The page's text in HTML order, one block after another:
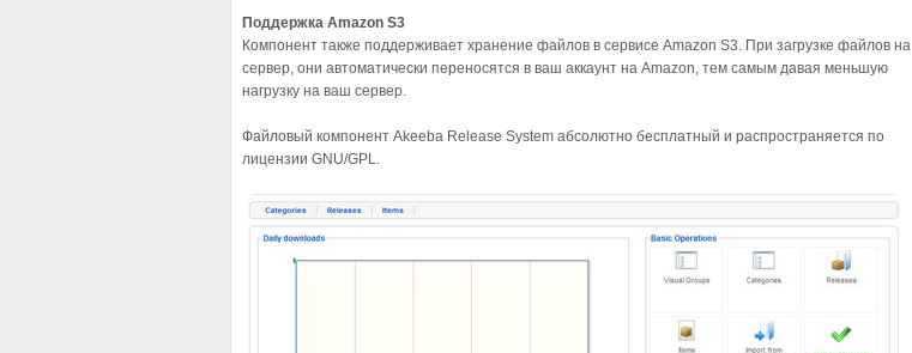
Поддержка Amazon S3
Компонент также поддерживает хранение файлов в сервисе Amazon S3. При загрузке файлов на
сервер, они автоматически переносятся в ваш аккаунт на Amazon, тем самым давая меньшую
нагрузку на ваш сервер.
Файловый компонент Akeeba Release System абсолютно бесплатный и распространяется по
лицензии GNU/GPL.